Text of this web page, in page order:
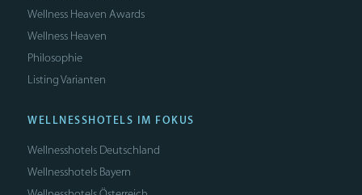
Wellness Heaven Awards
Wellness Heaven
Philosophie
Listing Varianten
WELLNESSHOTELS IM FOKUS
Wellnesshotels Deutschland
Wellnesshotels Bayern